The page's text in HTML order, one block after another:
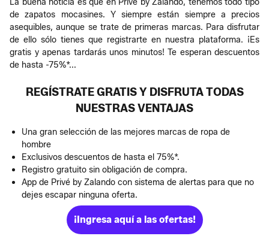
de zapatos mocasines. Y siempre están siempre a precios
asequibles, aunque se trate de primeras marcas. Para disfrutar
de ello sólo tienes que registrarte en nuestra plataforma. ¡Es
gratis y apenas tardarás unos minutos! Te esperan descuentos
de hasta -75%*...
REGÍSTRATE GRATIS Y DISFRUTA TODAS
NUESTRAS VENTAJAS
Una gran selección de las mejores marcas de ropa de
hombre
Exclusivos descuentos de hasta el 75%*.
Registro gratuito sin obligación de compra.
App de Privé by Zalando con sistema de alertas para que no
dejes escapar ninguna oferta.
¡Ingresa aquí a las ofertas!